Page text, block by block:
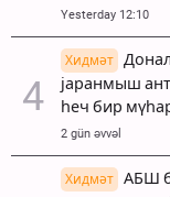
Yesterday 12:10
Хидмәт
јаранмыш
һеч бир
2 gün əvvəl
Хидмәт
АБШ